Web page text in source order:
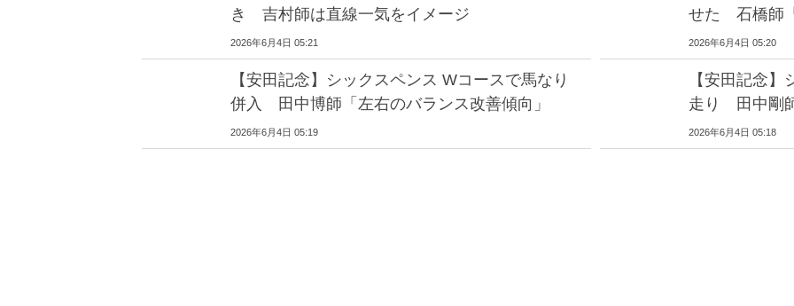
き 吉村師は直線一気をイメージ
2026年6月4日 05:21
せた 石橋師
2026年6月4日 05:20
【安田記念】シックスペンス Wコースで馬なり
併入 田中博師「左右のバランス改善傾向」
2026年6月4日 05:19
【安田記念
走り 田中剛
2026年6月4日 05:18